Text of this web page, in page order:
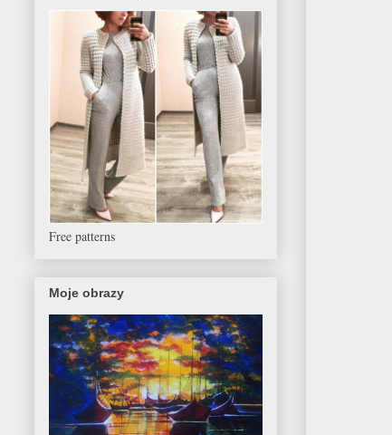
Free patterns
Moje obrazy